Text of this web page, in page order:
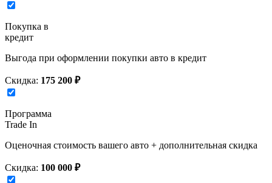
Покупка в
кредит
Выгода при оформлении покупки авто в кредит
Скидка: 175 200 ₽
Программа
Trade In
Оценочная стоимость вашего авто + дополнительная скидка
Скидка: 100 000 ₽